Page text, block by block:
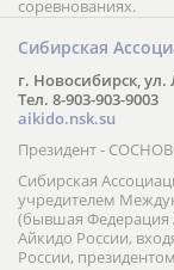
соревнованиях.
Сибирская
г. Новосибирск, ул.
Тел. 8-903-903-9003
aikido.nsk.su
Президент -
Сибирская
учредителем
(бывшая Федерация
Айкидо России,
России,